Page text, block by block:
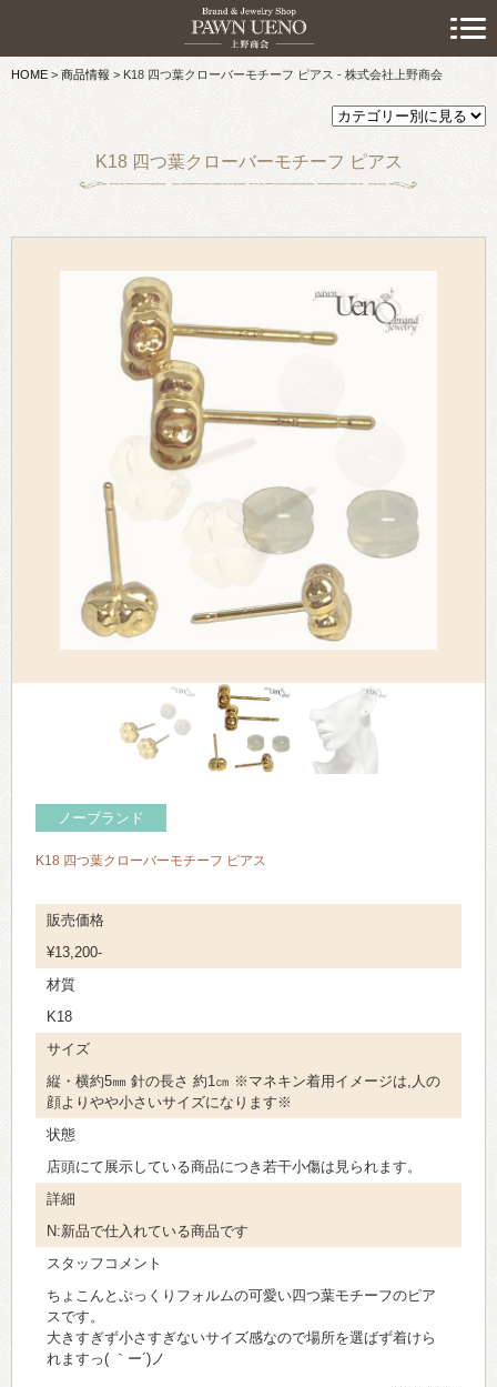
HOME > 商品情報> K18 四つ葉クローバーモチーフ ピアス - 株式会社上野商会
K18 四つ葉クローバーモチーフ ピアス
ノーブランド
K18 四つ葉クローバーモチーフ ピアス
販売価格
¥13,200-
材質
K18
サイズ
縦・横約5㎜ 針の長さ 約1㎝ ※マネキン着用イメージは,人の
顔よりやや小さいサイズになります※
状態
店頭にて展示している商品につき若干小傷は見られます。
詳細
N:新品で仕入れている商品です
スタッフコメント
ちょこんとぷっくりフォルムの可愛い四つ葉モチーフのピア
スです。
大きすぎず小さすぎないサイズ感なので場所を選ばず着けら
れますっ( ｀ー´)ノ
> 初めての方へ
> 預けたい方
> 売りたい方
> 買いたい方
> 取り扱い品目
> スタッフおすすめ情報
> 会社概要
> アクセス
> よくあるご質問
> 古物営業法に基づく表示
> プライバシーポリシー